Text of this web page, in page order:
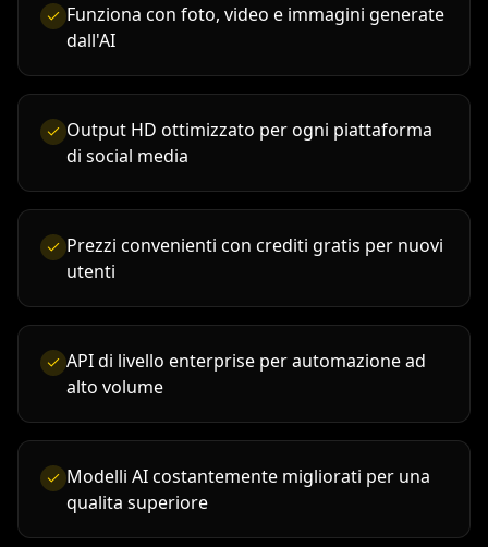
Funziona con foto, video e immagini generate
dall'AI
Output HD ottimizzato per ogni piattaforma
di social media
Prezzi convenienti con crediti gratis per nuovi
utenti
API di livello enterprise per automazione ad
alto volume
Modelli AI costantemente migliorati per una
qualita superiore